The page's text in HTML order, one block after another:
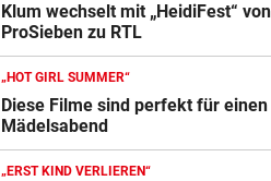
UM WESTEN ZU SPALTEN vor
US-Geheimdienste: Putin
NATO-Land angreifen
Klum wechselt mit „HeidiFest“ von
ProSieben zu RTL
„HOT GIRL SUMMER“
Diese Filme sind perfekt für einen
Mädelsabend
„ERST KIND VERLIEREN“